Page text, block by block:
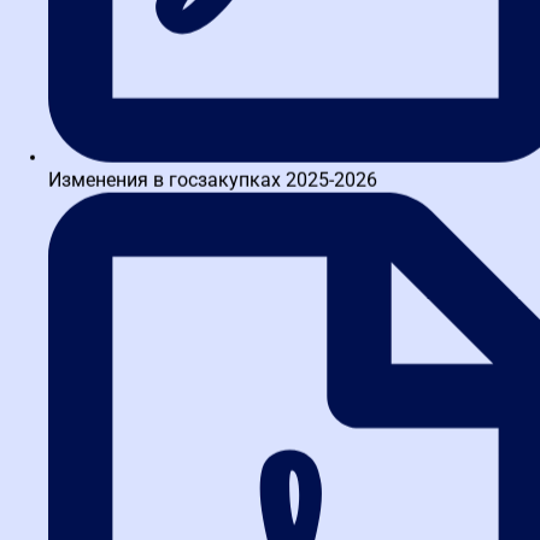
когда каждый просчет в условиях экономической
неопределенности может обернуться значительными убытками.
нестандартные решения для оптимизации закупок.
FAQ: ответы на частые вопросы
1. Нужно ли проходить
повышение квалификации
госзакупки каждый год?
Да, рекомендуется проходить обучение ежегодно, особенно в
свете постоянных изменений в законодательстве. В 2026 году
это особенно актуально из-за масштабных поправок.
2. Какой документ выдается после
окончания курса?
Изменения в госзакупках 2025-2026